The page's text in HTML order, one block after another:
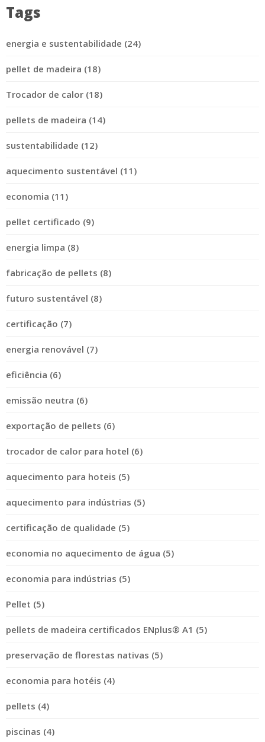
Tags
energia e sustentabilidade (24)
pellet de madeira (18)
Trocador de calor (18)
pellets de madeira (14)
sustentabilidade (12)
aquecimento sustentável (11)
economia (11)
pellet certificado (9)
energia limpa (8)
fabricação de pellets (8)
futuro sustentável (8)
certificação (7)
energia renovável (7)
eficiência (6)
emissão neutra (6)
exportação de pellets (6)
trocador de calor para hotel (6)
aquecimento para hoteis (5)
aquecimento para indústrias (5)
certificação de qualidade (5)
economia no aquecimento de água (5)
economia para indústrias (5)
Pellet (5)
pellets de madeira certificados ENplus® A1 (5)
preservação de florestas nativas (5)
economia para hotéis (4)
pellets (4)
piscinas (4)